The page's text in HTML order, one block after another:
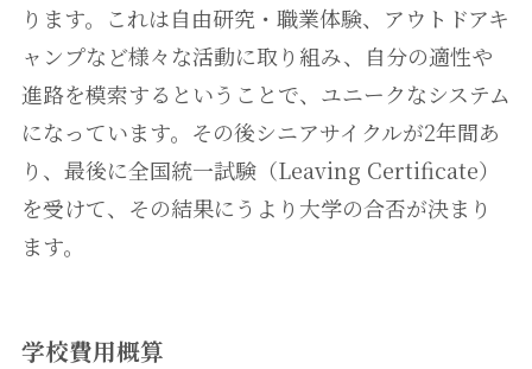
ります。これは自由研究・職業体験、アウトドアキ
ャンプなど様々な活動に取り組み、自分の適性や
進路を模索するということで、ユニークなシステム
になっています。その後シニアサイクルが2年間あ
り、最後に全国統一試験（Leaving Certificate）
を受けて、その結果にうより大学の合否が決まり
ます。
学校費用概算